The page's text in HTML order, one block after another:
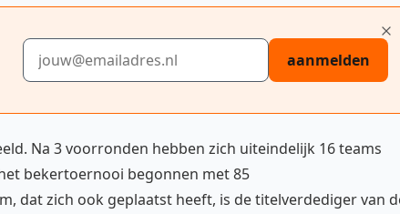
E-mailadres
aanmelden
Na 3 voorronden hebben zich uiteindelijk 16 teams
bekertoernooi begonnen met 85
dat zich ook geplaatst heeft, is de titelverdediger van